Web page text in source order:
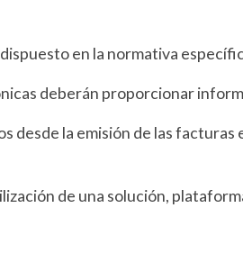
en la normativa
deberán proporcionar
desde la emisión de las
de una solución,